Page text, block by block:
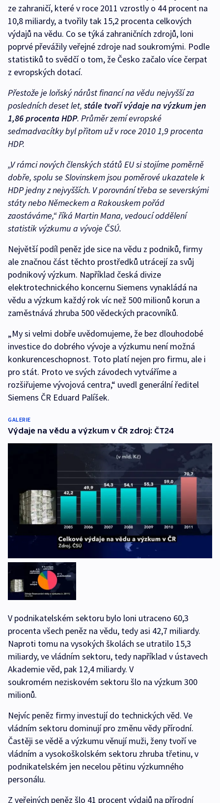
ze zahraničí, které v roce 2011 vzrostly o 44 procent na
10,8 miliardy, a tvořily tak 15,2 procenta celkových
výdajů na vědu. Co se týká zahraničních zdrojů, loni
poprvé převážily veřejné zdroje nad soukromými. Podle
statistiků to svědčí o tom, že Česko začalo více čerpat
z evropských dotací.
Přestože je loňský nárůst financí na vědu nejvyšší za
posledních deset let, stále tvoří výdaje na výzkum jen
1,86 procenta HDP. Průměr zemí evropské
sedmadvacítky byl přitom už v roce 2010 1,9 procenta
HDP.
„V rámci nových členských států EU si stojíme poměrně
dobře, spolu se Slovinskem jsou poměrové ukazatele k
HDP jedny z nejvyšších. V porovnání třeba se severskými
státy nebo Německem a Rakouskem pořád
zaostáváme,“ říká Martin Mana, vedoucí oddělení
statistik výzkumu a vývoje ČSÚ.
Největší podíl peněz jde sice na vědu z podniků, firmy
ale značnou část těchto prostředků utrácejí za svůj
podnikový výzkum. Například česká divize
elektrotechnického koncernu Siemens vynakládá na
vědu a výzkum každý rok víc než 500 milionů korun a
zaměstnává zhruba 500 vědeckých pracovníků.
„My si velmi dobře uvědomujeme, že bez dlouhodobé
investice do dobrého vývoje a výzkumu není možná
konkurenceschopnost. Toto platí nejen pro firmu, ale i
pro stát. Proto ve svých závodech vytváříme a
rozšiřujeme vývojová centra,“ uvedl generální ředitel
Siemens ČR Eduard Palíšek.
GALERIE
Výdaje na vědu a výzkum v ČR zdroj: ČT24
V podnikatelském sektoru bylo loni utraceno 60,3
procenta všech peněz na vědu, tedy asi 42,7 miliardy.
Naproti tomu na vysokých školách se utratilo 15,3
miliardy, ve vládním sektoru, tedy například v ústavech
Akademie věd, pak 12,4 miliardy. V
soukromém neziskovém sektoru šlo na výzkum 300
milionů.
Nejvíc peněz firmy investují do technických věd. Ve
vládním sektoru dominují pro změnu vědy přírodní.
Častěji se vědě a výzkumu věnují muži, ženy tvoří ve
vládním a vysokoškolském sektoru zhruba třetinu, v
podnikatelském jen necelou pětinu výzkumného
personálu.
Z veřejných peněz šlo 41 procent výdajů na přírodní